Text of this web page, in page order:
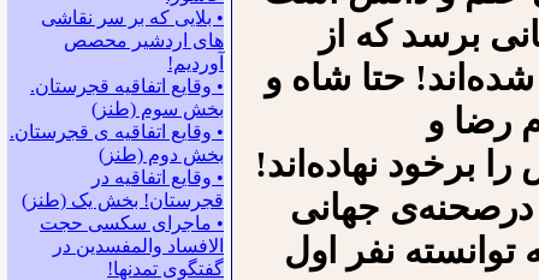
• بلایی که بر سر نقاشی
های اردشیر محصص
آوردیم!
• وقایع اتفاقیه قجرستان.
بخش سوم (طنز)
• وقایع اتفاقیه ی قجرستان.
بخش دوم (طنز)
• وقایع اتفاقیه در
قجرستان! بخش یک (طنز)
• ماجرای سکسی حجت
الافساد والمفسدین در
گفتگوی تمدنها!
برسد که از
حتا شاه و
رضا و
برخود نهاده‌اند!
درصحنه‌ی جهانی
که با یاری آن بچه‌ی ۵ ساله توانسته نفر اول